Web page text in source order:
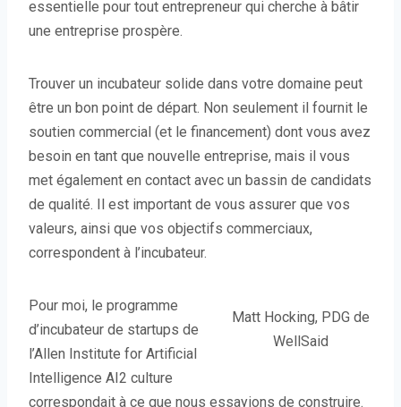
essentielle pour tout entrepreneur qui cherche à bâtir
une entreprise prospère.
Trouver un incubateur solide dans votre domaine peut
être un bon point de départ. Non seulement il fournit le
soutien commercial (et le financement) dont vous avez
besoin en tant que nouvelle entreprise, mais il vous
met également en contact avec un bassin de candidats
de qualité. Il est important de vous assurer que vos
valeurs, ainsi que vos objectifs commerciaux,
correspondent à l’incubateur.
Matt Hocking, PDG de
WellSaid
Pour moi, le programme
d’incubateur de startups de
l’Allen Institute for Artificial
Intelligence AI2 culture
correspondait à ce que nous essayions de construire.